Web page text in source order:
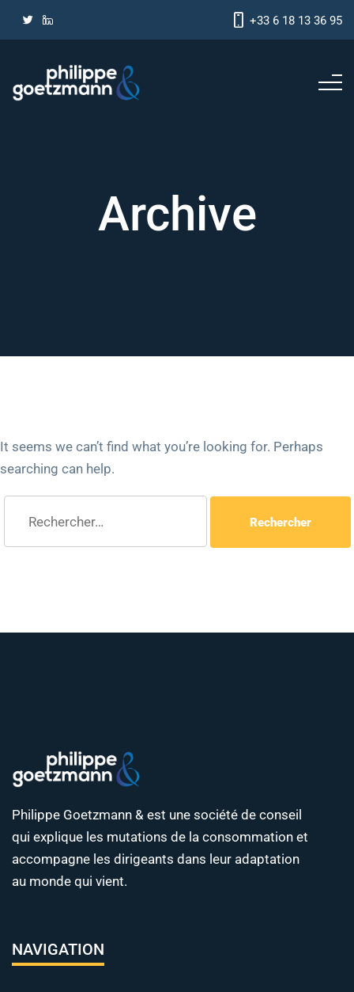
+33 6 18 13 36 95
Archive
It seems we can’t find what you’re looking for. Perhaps
searching can help.
Philippe Goetzmann & est une société de conseil
qui explique les mutations de la consommation et
accompagne les dirigeants dans leur adaptation
au monde qui vient.
NAVIGATION